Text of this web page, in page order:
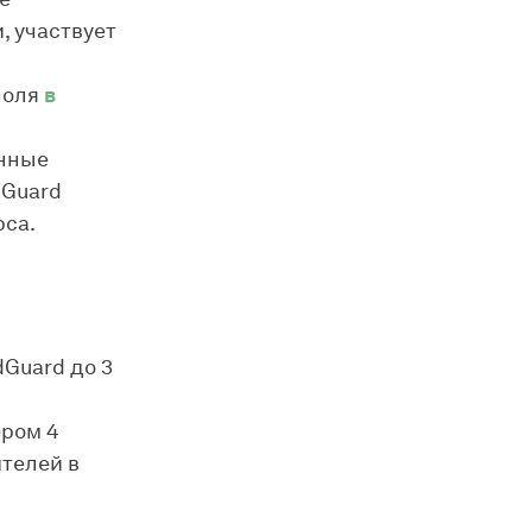
участвует
в
до 3
4
в